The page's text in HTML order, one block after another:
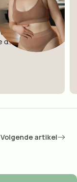
de
zijn toppunt
d...
Volgende artikel